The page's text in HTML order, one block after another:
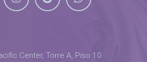
Center, Torre A, Piso 10